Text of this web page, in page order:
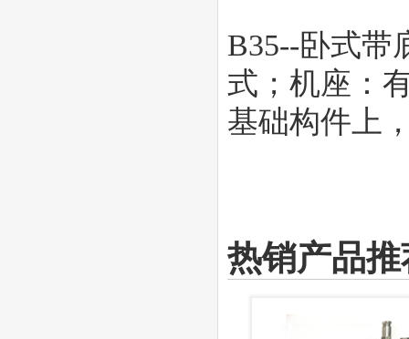
B35--卧式带
式；机座：
基础构件上
热销产品推